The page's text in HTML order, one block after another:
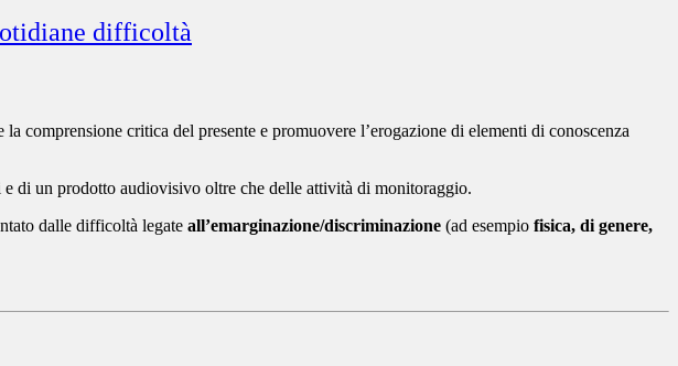
difficoltà
critica del presente e promuovere l’erogazione di elementi di conoscenza
di un prodotto audiovisivo oltre che delle attività di monitoraggio.
dalle difficoltà legate all’emarginazione/discriminazione (ad esempio fisica, di genere,